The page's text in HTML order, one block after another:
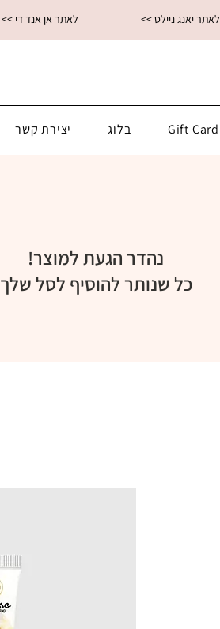
<< לאתר אן אנד די << לאתר יאנג ניילס
Gift Card בלוג יצירת קשר
נהדר הגעת למוצר!
כל שנותר להוסיף לסל שלך